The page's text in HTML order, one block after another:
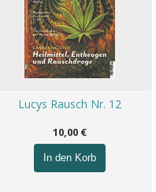
Lucys Rausch Nr. 12
10,00 €
In den Korb